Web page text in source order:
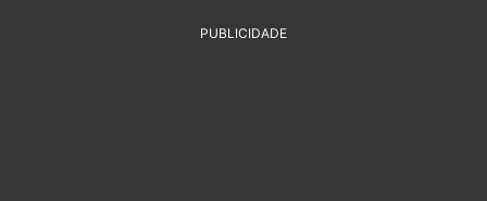
PUBLICIDADE